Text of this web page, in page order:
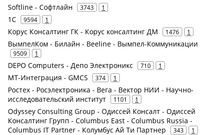
Softline - Софтлайн 3743 1
1С 9594 1
Корус Консалтинг ГК - Корус консалтинг ДМ 1476 1
ВымпелКом - Билайн - Beeline - Вымпел-Коммуникации
9509 1
DEPO Computers - Депо Электроникс 710 1
МТ-Интеграция - GMCS 374 1
Ростех - Росэлектроника - Вега - Вектор НИИ - Научно-
исследовательский институт
1101 1
Odyssey Consulting Group - Одиссей Консалт - Одиссей
Консалтинг Групп - Columbus East - Columbus Russia -
Columbus IT Partner - Колумбус Ай Ти Партнер
343 1